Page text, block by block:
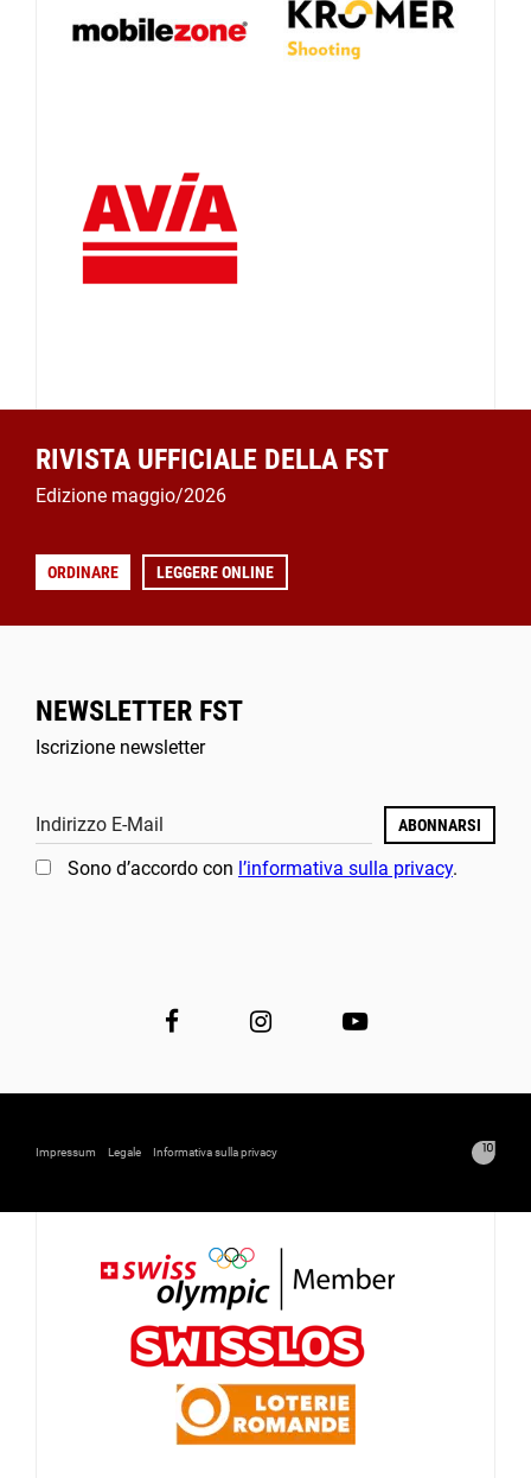
RIVISTA UFFICIALE DELLA FST
Edizione maggio/2026
ORDINARE LEGGERE ONLINE
NEWSLETTER FST
Iscrizione newsletter
Indirizzo E-Mail ABONNARSI
Sono d’accordo con l’informativa sulla privacy.
Impressum Legale Informativa sulla privacy